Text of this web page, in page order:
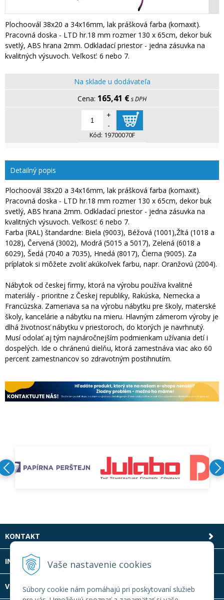
Vaše nastavenie cookies
Súbory cookie nám pomáhajú pri poskytovaní služieb
Plochoovál 38x20 a 34x16mm, lak prášková farba (komaxit).
Pracovná doska - LTD hr.18 mm rozmer 130 x 65cm, dekor buk
svetlý, ABS hrana 2mm. Odkladací priestor - jedna zásuvka na
kvalitných výsuvoch. Veľkosť: 6 nebo 7.
Na sklade u dodávateľa
165,41 €s DPH
+
-
Kód: 19700070F
Detailný popis
Plochoovál 38x20 a 34x16mm, lak prášková farba (komaxit).
Pracovná doska - LTD hr.18 mm rozmer 130 x 65cm, dekor buk
svetlý, ABS hrana 2mm. Odkladací priestor - jedna zásuvka na
kvalitných výsuvoch. Veľkosť: 6 nebo 7.
Farba (RAL) štandardne: Biela (9003), Béžová (1001),Žltá (1018 a
1028), Červená (3002), Modrá (5015 a 5017), Zelená (6018 a
6029), Šedá (7040 a 7035), Hnedá (8017), Čierna (9005). Za
príplatok si môžete zvoliť akúkoľvek farbu, napr. Oranžovú (2004).
Nábytok od českej firmy, ktorá na výrobu používa kvalitné
materiály - prioritne z Českej republiky, Rakúska, Nemecka a
Francúzska. Zameriava sa na výrobu nábytku pre školy, materské
školy, kancelárie a nábytku na mieru. Hlavným zámerom výroby je
dlhá životnosť nábytku v priestoroch, do ktorých je navrhnutý.
Musí odolať aj tým najnáročnejším podmienkam užívania detí i
dospelých. Ide o chránenú dielňu, ktorá zamestnáva viac ako 60
percent zamestnancov so zdravotným postihnutím.
KONTAKT
INFOLINKA
VŠETKO O NÁKUPE